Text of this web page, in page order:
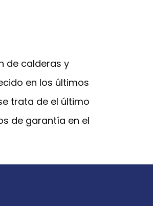
de calderas y
en los últimos
trata de el último
de garantía en el